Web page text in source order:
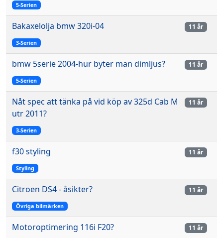
5-Serien
Bakaxelolja bmw 320i-04
3-Serien
11 år
bmw 5serie 2004-hur byter man dimljus?
5-Serien
11 år
Nåt spec att tänka på vid köp av 325d Cab M
utr 2011?
3-Serien
11 år
f30 styling
Styling
11 år
Citroen DS4 - åsikter?
Övriga bilmärken
11 år
Motoroptimering 116i F20? 11 år